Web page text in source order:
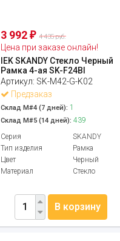
3 992₽ 4 435 руб.
Цена при заказе онлайн!
IEK SKANDY Стекло Черный
Рамка 4-ая SK-F24Bl
Артикул: SK-M42-G-K02
Предзаказ
Склад М#4 (7 дней): 1
Склад М#5 (14 дней): 439
Серия
SKANDY
Тип изделия
Рамка
Цвет
Черный
Материал
Стекло
В корзину